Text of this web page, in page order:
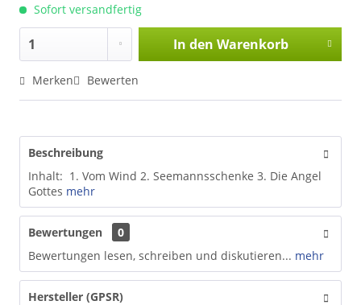
Sofort versandfertig
In den Warenkorb
Merken Bewerten
Beschreibung
Inhalt: 1. Vom Wind 2. Seemannsschenke 3. Die Angel
Gottes mehr
Bewertungen
0
Bewertungen lesen, schreiben und diskutieren... mehr
Hersteller (GPSR)